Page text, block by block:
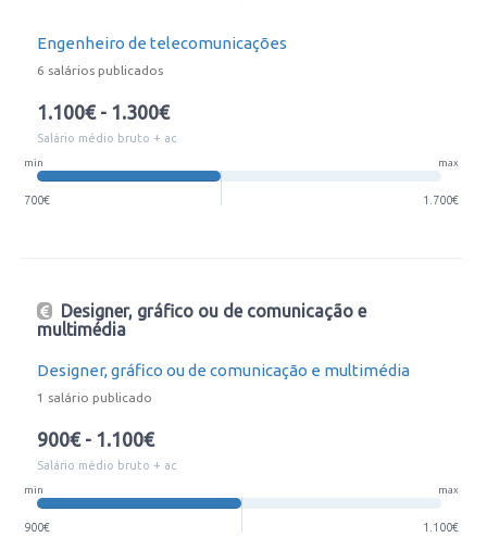
Engenheiro de telecomunicações
6 salários publicados
1.100€ - 1.300€
Salário médio bruto + ac
min max
700€ 1.700€
Designer, gráfico ou de comunicação e
multimédia
Designer, gráfico ou de comunicação e multimédia
1 salário publicado
900€ - 1.100€
Salário médio bruto + ac
min max
900€ 1.100€